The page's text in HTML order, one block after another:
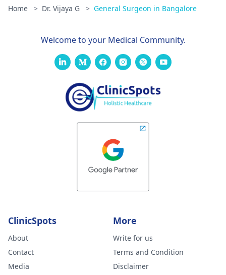
Home > Dr. Vijaya G > General Surgeon in Bangalore
Welcome to your Medical Community.
ClinicSpots
About
Contact
Media
More
Write for us
Terms and Condition
Disclaimer